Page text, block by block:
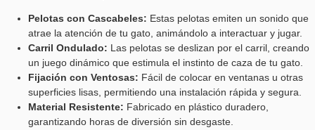
Pelotas con Cascabeles: Estas pelotas emiten un sonido que
atrae la atención de tu gato, animándolo a interactuar y jugar.
Carril Ondulado: Las pelotas se deslizan por el carril, creando
un juego dinámico que estimula el instinto de caza de tu gato.
Fijación con Ventosas: Fácil de colocar en ventanas u otras
superficies lisas, permitiendo una instalación rápida y segura.
Material Resistente: Fabricado en plástico duradero,
garantizando horas de diversión sin desgaste.